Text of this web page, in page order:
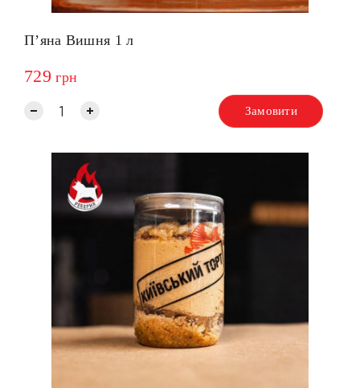
Пʼяна Вишня 1 л
729 грн
Замовити